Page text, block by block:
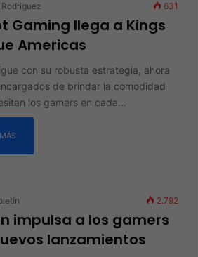
631
Gaming llega a Kings
Americas
con su robusta estrategia, ahora
de brindar la comodidad
los gamers en cada…
2.792
impulsa a los gamers
lanzamientos